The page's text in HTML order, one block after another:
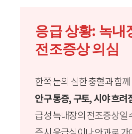
응급 상황: 녹내
전조증상 의심
한쪽 눈의 심한 충혈과 함께
안구 통증, 구토, 시야 흐려
급성 녹내장의 전조증상일